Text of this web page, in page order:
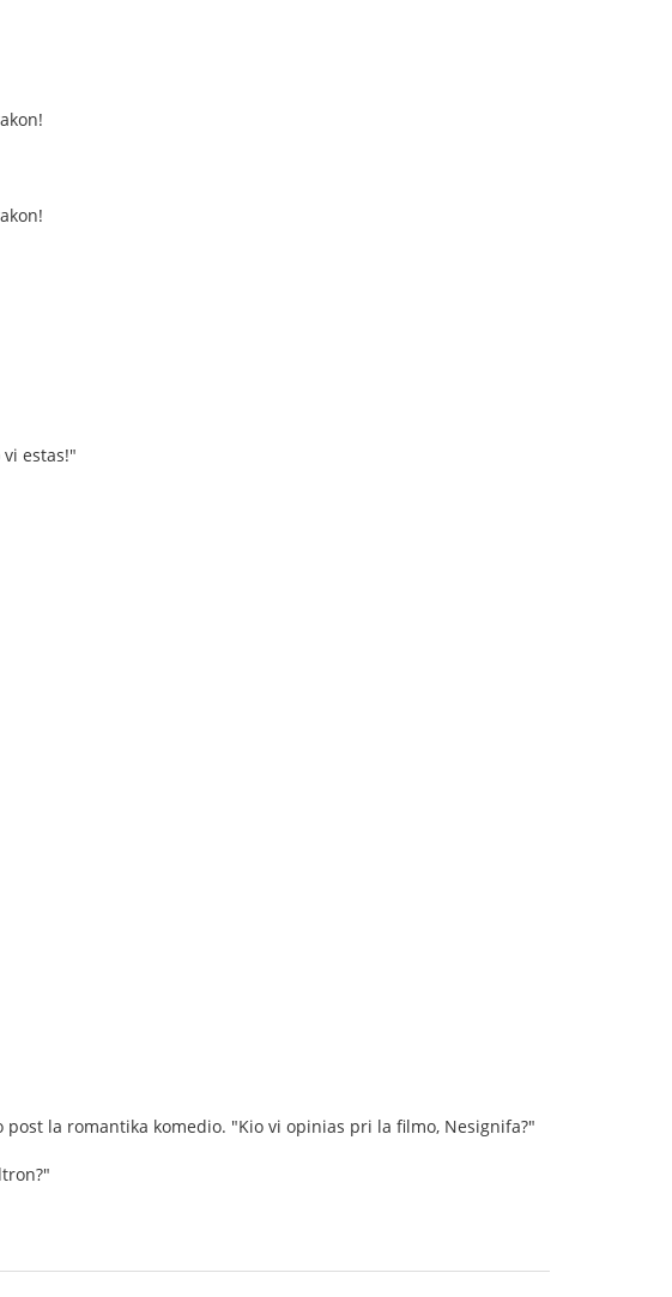
estas!"
la romantika komedio. "Kio vi opinias pri la filmo, Nesignifa?"